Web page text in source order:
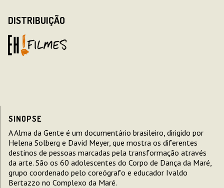
DISTRIBUIÇÃO
SINOPSE
A Alma da Gente é um documentário brasileiro, dirigido por
Helena Solberg e David Meyer, que mostra os diferentes
destinos de pessoas marcadas pela transformação através
da arte. São os 60 adolescentes do Corpo de Dança da Maré,
grupo coordenado pelo coreógrafo e educador Ivaldo
Bertazzo no Complexo da Maré.